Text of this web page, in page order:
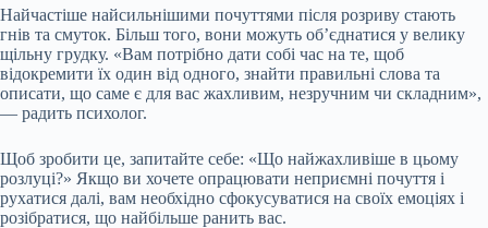
Найчастіше найсильнішими почуттями після розриву стають
гнів та смуток. Більш того, вони можуть об’єднатися у велику
щільну грудку. «Вам потрібно дати собі час на те, щоб
відокремити їх один від одного, знайти правильні слова та
описати, що саме є для вас жахливим, незручним чи складним»,
— радить психолог.
Щоб зробити це, запитайте себе: «Що найжахливіше в цьому
розлуці?» Якщо ви хочете опрацювати неприємні почуття і
рухатися далі, вам необхідно сфокусуватися на своїх емоціях і
розібратися, що найбільше ранить вас.